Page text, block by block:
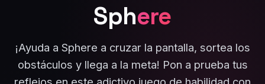
Sphere
¡Ayuda a Sphere a cruzar la pantalla, sortea los
obstáculos y llega a la meta! Pon a prueba tus